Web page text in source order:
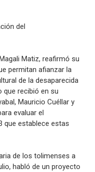
del
Matiz, reafirmó su
permitan afianzar la
de la desaparecida
que recibió en su
Mauricio Cuéllar y
evaluar el
que establece estas
de los tolimenses a
habló de un proyecto